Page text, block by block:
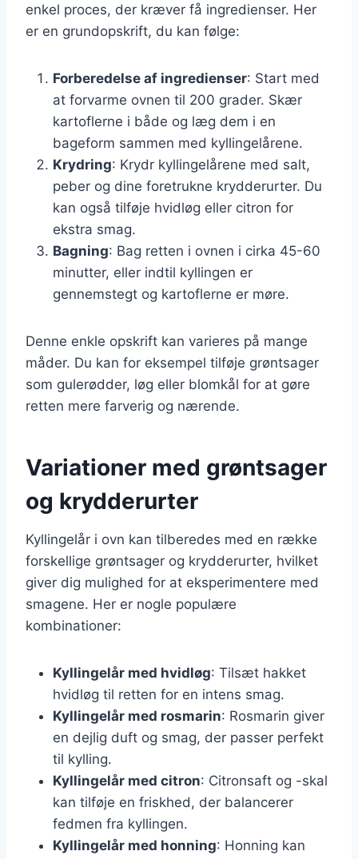
enkel proces, der kræver få ingredienser. Her
er en grundopskrift, du kan følge:
Forberedelse af ingredienser: Start med
at forvarme ovnen til 200 grader. Skær
kartoflerne i både og læg dem i en
bageform sammen med kyllingelårene.
Krydring: Krydr kyllingelårene med salt,
peber og dine foretrukne krydderurter. Du
kan også tilføje hvidløg eller citron for
ekstra smag.
Bagning: Bag retten i ovnen i cirka 45-60
minutter, eller indtil kyllingen er
gennemstegt og kartoflerne er møre.
Denne enkle opskrift kan varieres på mange
måder. Du kan for eksempel tilføje grøntsager
som gulerødder, løg eller blomkål for at gøre
retten mere farverig og nærende.
Variationer med grøntsager
og krydderurter
Kyllingelår i ovn kan tilberedes med en række
forskellige grøntsager og krydderurter, hvilket
giver dig mulighed for at eksperimentere med
smagene. Her er nogle populære
kombinationer:
Kyllingelår med hvidløg: Tilsæt hakket
hvidløg til retten for en intens smag.
Kyllingelår med rosmarin: Rosmarin giver
en dejlig duft og smag, der passer perfekt
til kylling.
Kyllingelår med citron: Citronsaft og -skal
kan tilføje en friskhed, der balancerer
fedmen fra kyllingen.
Kyllingelår med honning: Honning kan